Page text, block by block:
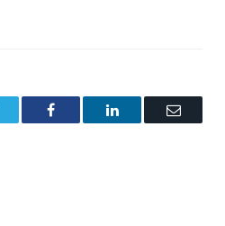
Facebook LinkedIn Email